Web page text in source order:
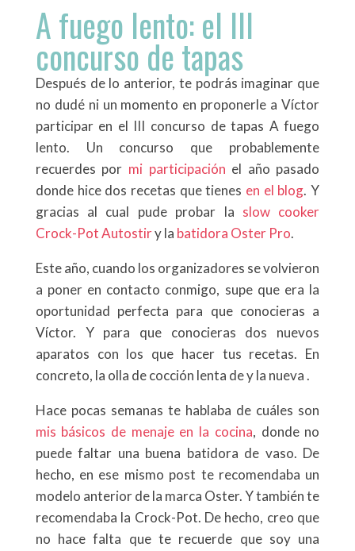
A fuego lento: el III
concurso de tapas
Después de lo anterior, te podrás imaginar que
no dudé ni un momento en proponerle a Víctor
participar en el III concurso de tapas A fuego
lento. Un concurso que probablemente
recuerdes por mi participación el año pasado
donde hice dos recetas que tienes en el blog. Y
gracias al cual pude probar la slow cooker
Crock-Pot Autostiry la batidora Oster Pro.
Este año, cuando los organizadores se volvieron
a poner en contacto conmigo, supe que era la
oportunidad perfecta para que conocieras a
Víctor. Y para que conocieras dos nuevos
aparatos con los que hacer tus recetas. En
concreto, la olla de cocción lenta dey la nueva.
Hace pocas semanas te hablaba de cuáles son
mis básicos de menaje en la cocina, donde no
puede faltar una buena batidora de vaso. De
hecho, en ese mismo post te recomendaba un
modelo anterior de la marca Oster. Y también te
recomendaba la Crock-Pot. De hecho, creo que
no hace falta que te recuerde que soy una